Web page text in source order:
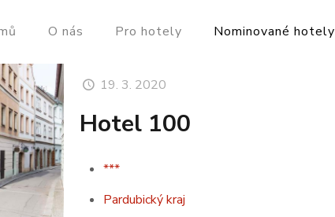
O nás Pro hotely Nominované hotely
19. 3. 2020
Hotel 100
***
Pardubický kraj